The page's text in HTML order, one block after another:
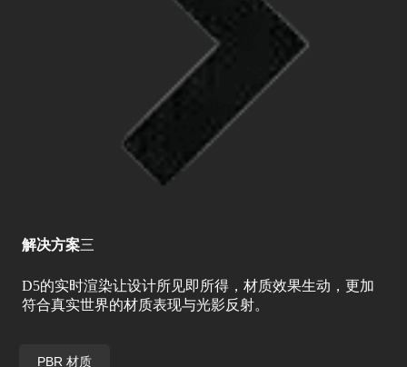
解决方案三
D5的实时渲染让设计所见即所得，材质效果生动，更加
符合真实世界的材质表现与光影反射。
PBR 材质